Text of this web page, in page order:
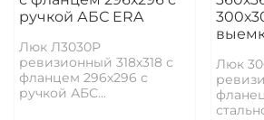
ручкой АБС ERA
Люк Л3030Р
ревизионный 318х318 с
фланцем 296х296 с
ручкой АБС...
Люк